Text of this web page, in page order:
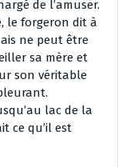
de l’amuser.
le forgeron dit à
ne peut être
sa mère et
son véritable
lac de la
ce qu’il est